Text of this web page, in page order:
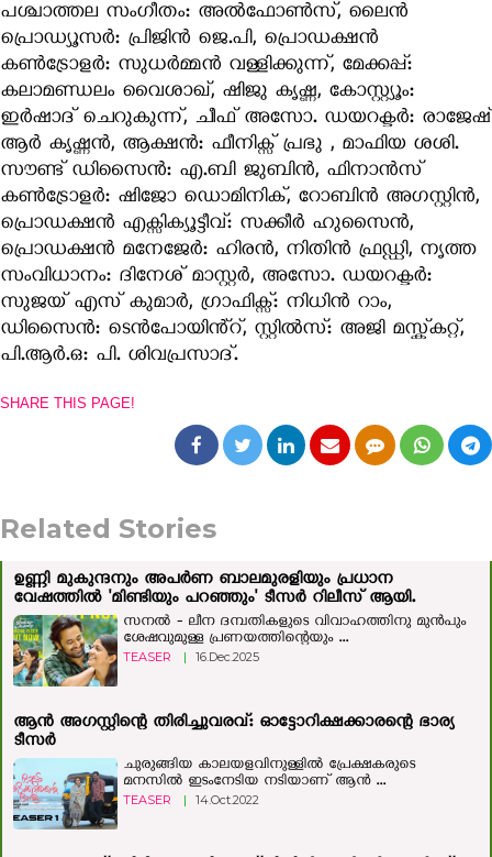
പശ്ചാത്തല സംഗീതം: അൽഫോൺസ്, ലൈൻ
പ്രൊഡ്യൂസർ: പ്രിജിൻ ജെ.പി, പ്രൊഡക്ഷൻ
കൺട്രോളർ: സുധർമ്മൻ വള്ളിക്കുന്ന്, മേക്കപ്പ്:
കലാമണ്ഡലം വൈശാഖ്, ഷിജു കൃഷ്ണ, കോസ്റ്റ്യൂം:
ഇർഷാദ് ചെറുകുന്ന്, ചീഫ് അസോ. ഡയറക്ടർ: രാജേഷ്
ആർ കൃഷ്ണൻ, ആക്ഷൻ: ഫീനിക്സ് പ്രഭു , മാഫിയ ശശി.
സൗണ്ട് ഡിസൈൻ: എ.ബി ജുബിൻ, ഫിനാൻസ്
കൺട്രോളർ: ഷിജോ ഡൊമിനിക്, റോബിൻ അഗസ്റ്റിൻ,
പ്രൊഡക്ഷൻ എക്സിക്യൂട്ടീവ്: സക്കീർ ഹുസൈൻ,
പ്രൊഡക്ഷൻ മനേജേർ: ഹിരൻ, നിതിൻ ഫ്രഡ്ഡി, നൃത്ത
സംവിധാനം: ദിനേശ് മാസ്റ്റർ, അസോ. ഡയറക്ടർ:
സുജയ് എസ് കുമാർ, ഗ്രാഫിക്സ്: നിധിൻ റാം,
ഡിസൈൻ: ടെൻപോയിൻ്റ്, സ്റ്റിൽസ്: അജി മസ്ക്കറ്റ്,
പി.ആർ.ഒ: പി. ശിവപ്രസാദ്.
SHARE THIS PAGE!
Related Stories
ഉണ്ണി മുകുന്ദനും അപർണ ബാലമുരളിയും പ്രധാന
വേഷത്തിൽ 'മിണ്ടിയും പറഞ്ഞും' ടീസർ റിലീസ് ആയി.
സനൽ - ലീന ദമ്പതികളുടെ വിവാഹത്തിനു മുൻപും
ശേഷവുമുള്ള പ്രണയത്തിന്റെയും ...
TEASER | 16.Dec.2025
ആന്‍ അഗസ്റ്റിന്റെ തിരിച്ചുവരവ്: ഓട്ടോറിക്ഷക്കാരന്റെ ഭാര്യ
ടീസര്‍
ചുരുങ്ങിയ കാലയളവിനുള്ളില്‍ പ്രേക്ഷകരുടെ
മനസില്‍ ഇടംനേടിയ നടിയാണ് ആന്‍ ...
TEASER | 14.Oct.2022